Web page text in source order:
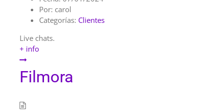
Por: carol
Categorías: Clientes
Live chats.
+ info
Filmora